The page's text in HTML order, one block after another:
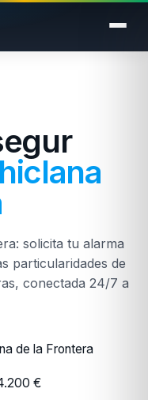
solicita tu alarma
particularidades de
conectada 24/7 a
de la Frontera
€